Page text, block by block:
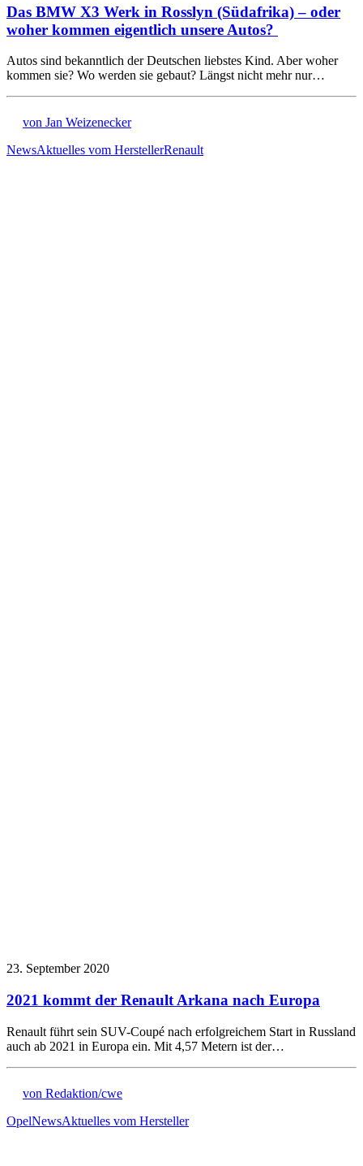
Das BMW X3 Werk in Rosslyn (Südafrika) – oder
woher kommen eigentlich unsere Autos?
Autos sind bekanntlich der Deutschen liebstes Kind. Aber woher
kommen sie? Wo werden sie gebaut? Längst nicht mehr nur…
von Jan Weizenecker
NewsAktuelles vom HerstellerRenault
23. September 2020
2021 kommt der Renault Arkana nach Europa
Renault führt sein SUV-Coupé nach erfolgreichem Start in Russland
auch ab 2021 in Europa ein. Mit 4,57 Metern ist der…
von Redaktion/cwe
OpelNewsAktuelles vom Hersteller